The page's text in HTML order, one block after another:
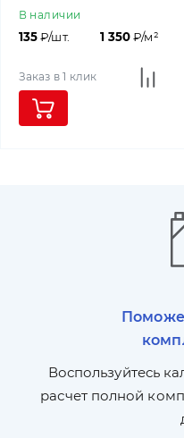
Classic черный
В наличии
135₽/шт. 1 350₽/м²
Заказ в 1 клик
Воспользуйтесь
расчет полной